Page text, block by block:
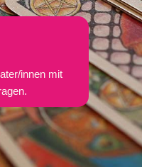
innen mit